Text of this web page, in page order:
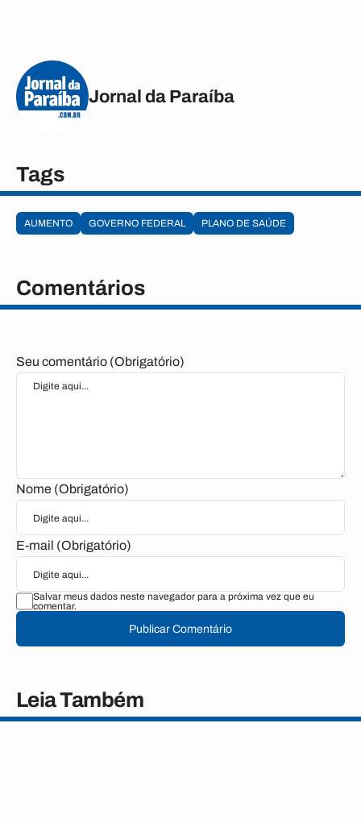
Jornal da Paraíba
Tags
AUMENTO GOVERNO FEDERAL PLANO DE SAÚDE
Comentários
Seu comentário (Obrigatório)
Nome (Obrigatório)
E-mail (Obrigatório)
Salvar meus dados neste navegador para a próxima vez que eu
comentar.
Publicar Comentário
Leia Também